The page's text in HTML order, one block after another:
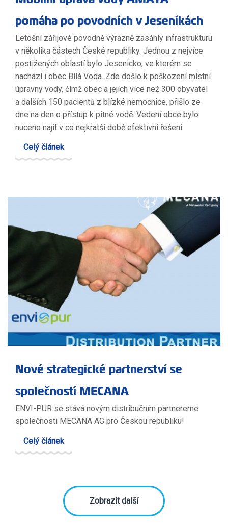
pomáha po povodních v Jeseníkách
Letošní zářijové povodně výrazně zasáhly infrastrukturu
v několika částech České republiky. Jednou z nejvíce
postižených oblastí bylo Jesenicko, ve kterém se
nachází i obec Bílá Voda. Zde došlo k poškození místní
úpravny vody, čímž obec a jejích více než 300 obyvatel
a dalších 150 pacientů z blízké nemocnice, přišlo ze
dne na den o přístup k pitné vodě. Vedení obce bylo
nuceno najít v co nejkratší době efektivní řešení.
Celý článek
Nové strategické partnerství se
společností MECANA
ENVI-PUR se stává novým distribučním partnereme
společnosti MECANA AG pro Českou republiku!
Celý článek
Zobrazit další